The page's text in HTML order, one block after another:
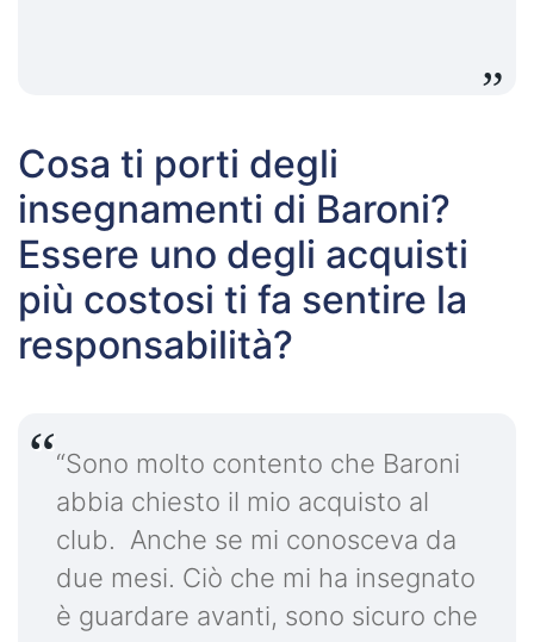
Cosa ti porti degli
insegnamenti di Baroni?
Essere uno degli acquisti
più costosi ti fa sentire la
responsabilità?
“Sono molto contento che Baroni
abbia chiesto il mio acquisto al
club. Anche se mi conosceva da
due mesi. Ciò che mi ha insegnato
è guardare avanti, sono sicuro che